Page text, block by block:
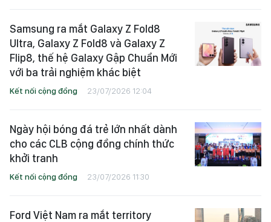
Samsung ra mắt Galaxy Z Fold8
Ultra, Galaxy Z Fold8 và Galaxy Z
Flip8, thế hệ Galaxy Gập Chuẩn Mới
với ba trải nghiệm khác biệt
Kết nối cộng đồng 23/07/2026 12:04
Ngày hội bóng đá trẻ lớn nhất dành
cho các CLB cộng đồng chính thức
khởi tranh
Kết nối cộng đồng 23/07/2026 11:30
Ford Việt Nam ra mắt territory